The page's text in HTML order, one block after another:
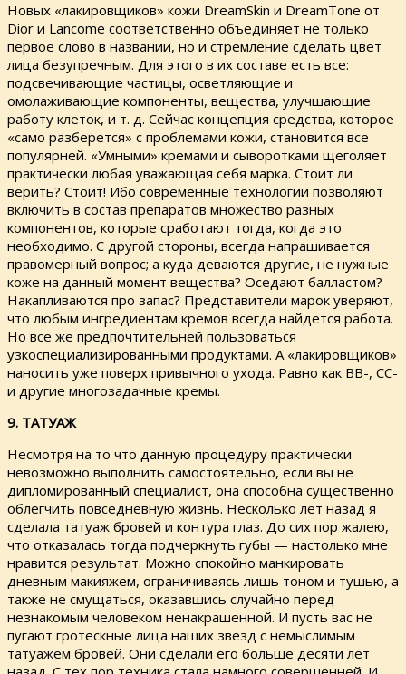
Новых «лакировщиков» кожи DreamSkin и DreamTone от
Dior и Lancome соответственно объединяет не только
первое слово в названии, но и стремление сделать цвет
лица безупречным. Для этого в их составе есть все:
подсвечивающие частицы, осветляющие и
омолаживающие компоненты, вещества, улучшающие
работу клеток, и т. д. Сейчас концепция средства, которое
«само разберется» с проблемами кожи, становится все
популярней. «Умными» кремами и сыворотками щеголяет
практически любая уважающая себя марка. Стоит ли
верить? Стоит! Ибо современные технологии позволяют
включить в состав препаратов множество разных
компонентов, которые сработают тогда, когда это
необходимо. С другой стороны, всегда напрашивается
правомерный вопрос; а куда деваются другие, не нужные
коже на данный момент вещества? Оседают балластом?
Накапливаются про запас? Представители марок уверяют,
что любым ингредиентам кремов всегда найдется работа.
Но все же предпочтительней пользоваться
узкоспециализированными продуктами. А «лакировщиков»
наносить уже поверх привычного ухода. Равно как ВВ-, СС-
и другие многозадачные кремы.
9. ТАТУАЖ
Несмотря на то что данную процедуру практически
невозможно выполнить самостоятельно, если вы не
дипломированный специалист, она способна существенно
облегчить повседневную жизнь. Несколько лет назад я
сделала татуаж бровей и контура глаз. До сих пор жалею,
что отказалась тогда подчеркнуть губы — настолько мне
нравится результат. Можно спокойно манкировать
дневным макияжем, ограничиваясь лишь тоном и тушью, а
также не смущаться, оказавшись случайно перед
незнакомым человеком ненакрашенной. И пусть вас не
пугают гротескные лица наших звезд с немыслимым
татуажем бровей. Они сделали его больше десяти лет